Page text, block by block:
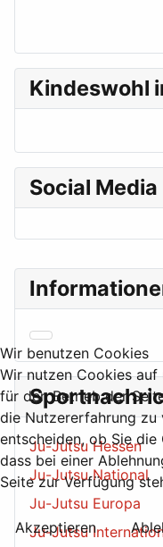
Ju-Jutsu Hessen
Ju-Jutsu National
Ju-Jutsu Europa
Ju-Jutsu
Kindeswohl
Social Media
Wir benutzen Cookies
Wir nutzen Cookies auf
für den Betrieb der
die Nutzererfahrung zu
entscheiden, ob Sie
dass bei einer
Seite zur Verfügung
Akzeptieren